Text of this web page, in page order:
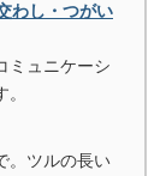
わし・つがい
ミュニケーシ
。ツルの長い